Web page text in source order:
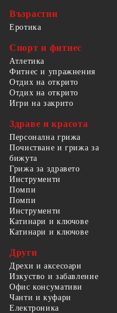
Възрастни
Еротика
Спорт и фитнес
Атлетика
Фитнес и упражнения
Отдих на открито
Отдих на открито
Игри на закрито
Здраве и красота
Персонална грижа
Почистване и грижа за
бижута
Грижа за здравето
Инструменти
Помпи
Помпи
Инструменти
Катинари и ключове
Катинари и ключове
Други
Дрехи и аксесоари
Изкуство и забавление
Офис консумативи
Чанти и куфари
Електроника